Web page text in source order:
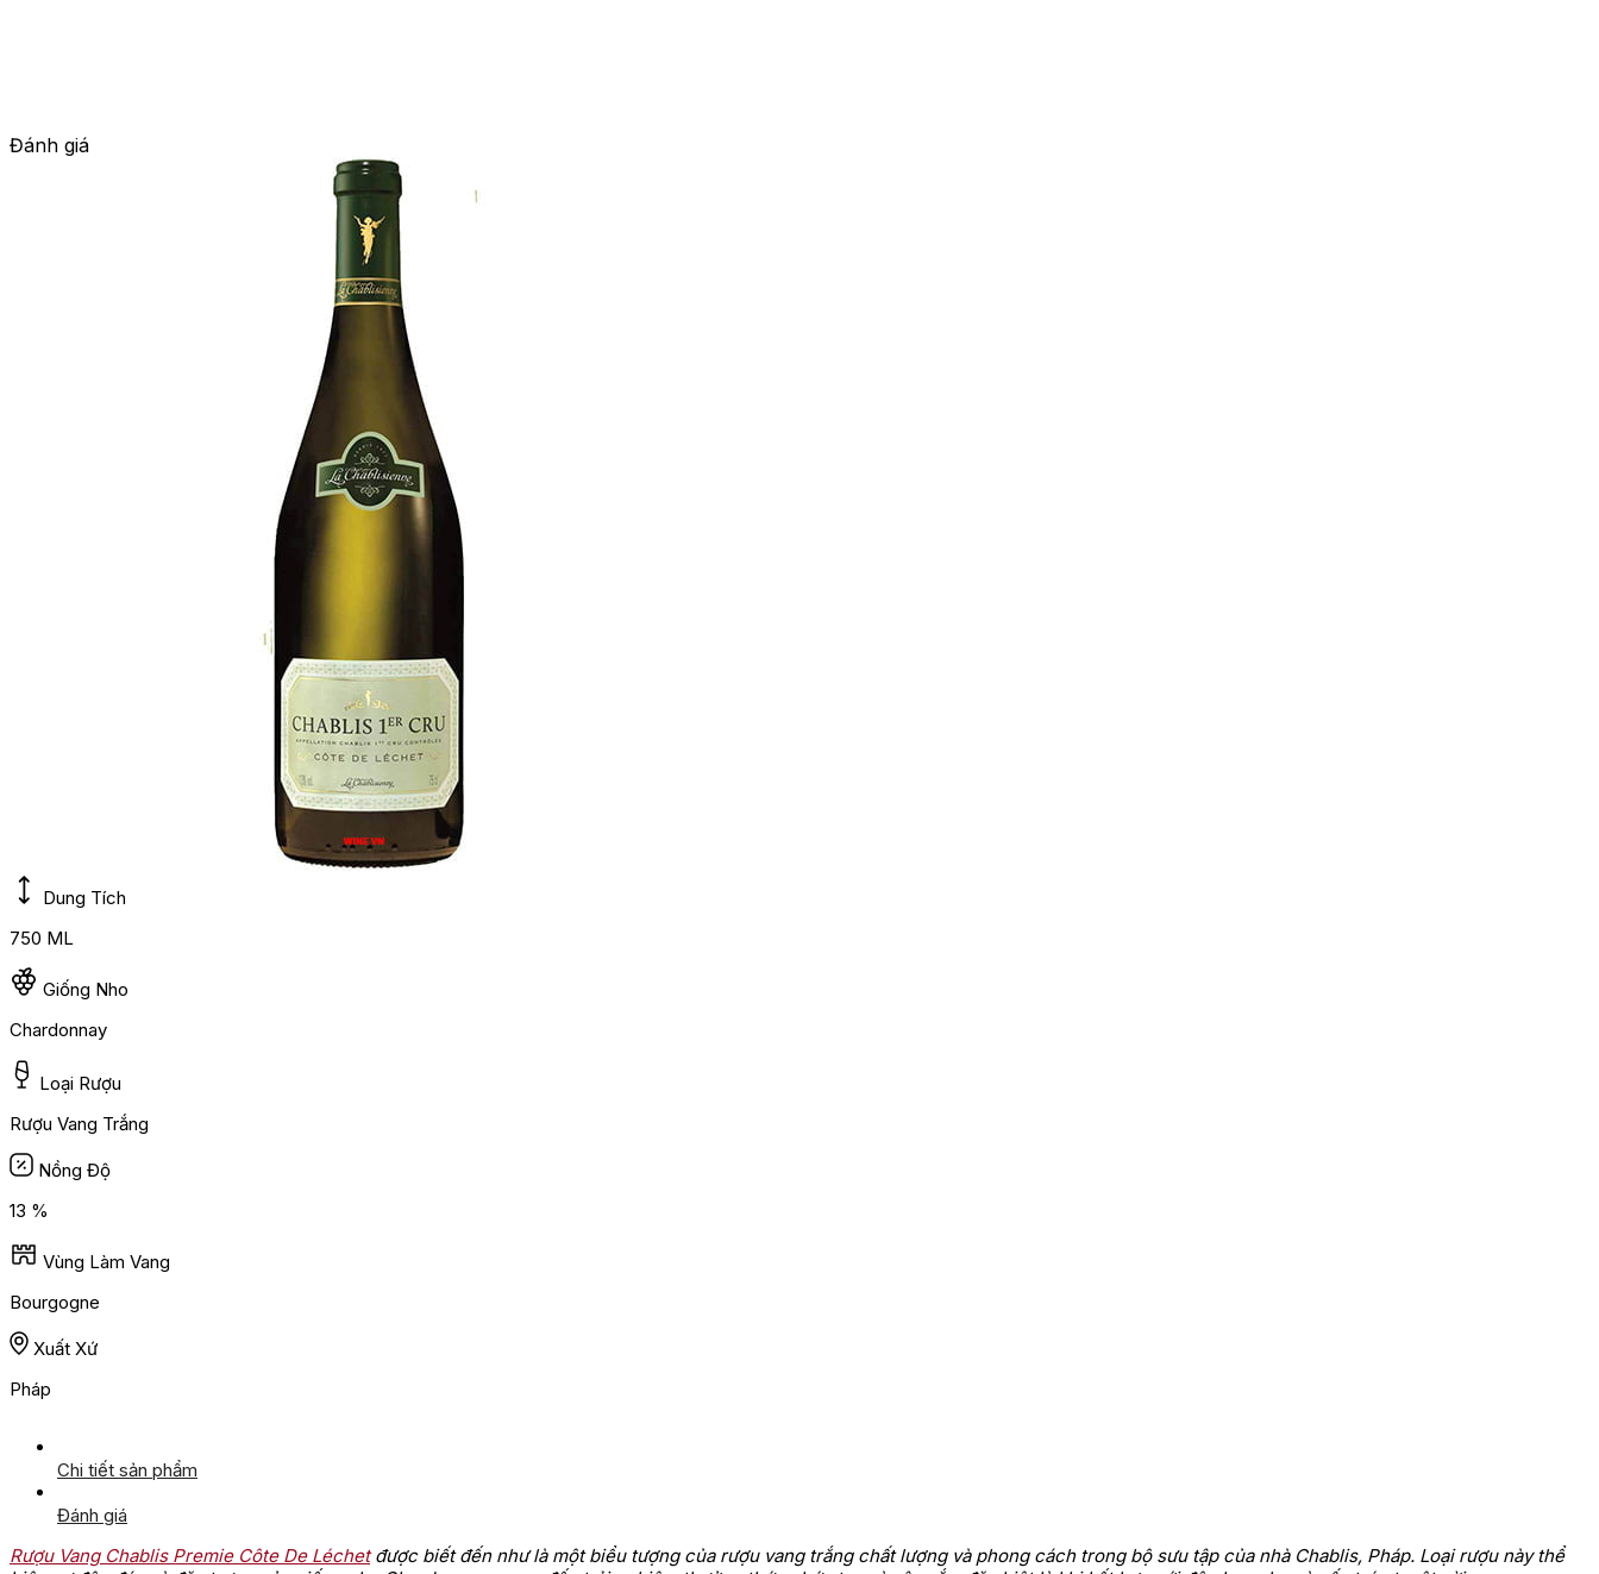
Đánh giá
Dung Tích
750 ML
Giống Nho
Chardonnay
Loại Rượu
Rượu Vang Trắng
Nồng Độ
13 %
Vùng Làm Vang
Bourgogne
Xuất Xứ
Pháp
Chi tiết sản phẩm
Đánh giá
Rượu Vang Chablis Premie Côte De Léchetđược biết đến như là một biểu tượng của rượu vang trắng chất lượng và phong cách trong bộ sưu tập của nhà Chablis, Pháp. Loại rượu này thể